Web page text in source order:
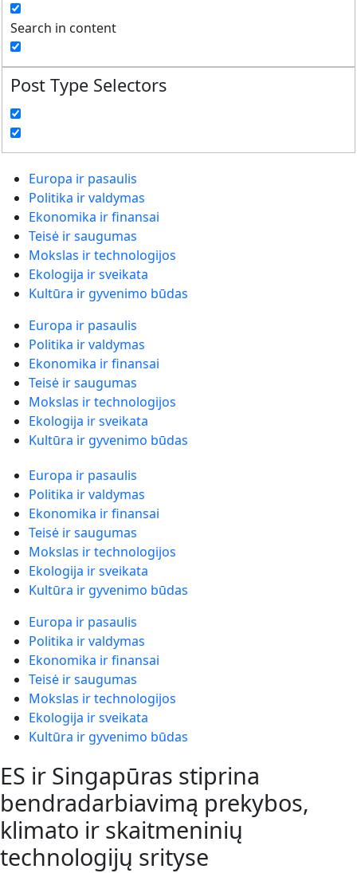
Search in content
Post Type Selectors
Europa ir pasaulis
Politika ir valdymas
Ekonomika ir finansai
Teisė ir saugumas
Mokslas ir technologijos
Ekologija ir sveikata
Kultūra ir gyvenimo būdas
Europa ir pasaulis
Politika ir valdymas
Ekonomika ir finansai
Teisė ir saugumas
Mokslas ir technologijos
Ekologija ir sveikata
Kultūra ir gyvenimo būdas
Europa ir pasaulis
Politika ir valdymas
Ekonomika ir finansai
Teisė ir saugumas
Mokslas ir technologijos
Ekologija ir sveikata
Kultūra ir gyvenimo būdas
Europa ir pasaulis
Politika ir valdymas
Ekonomika ir finansai
Teisė ir saugumas
Mokslas ir technologijos
Ekologija ir sveikata
Kultūra ir gyvenimo būdas
ES ir Singapūras stiprina
bendradarbiavimą prekybos,
klimato ir skaitmeninių
technologijų srityse